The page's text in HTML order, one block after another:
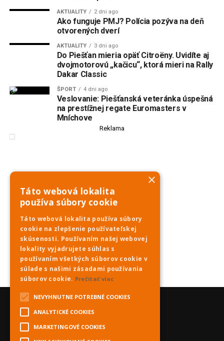
AKTUALITY 2 dni ago
Ako funguje PMJ? Polícia pozýva na deň
otvorených dverí
AKTUALITY 3 dni ago
Do Piešťan mieria opäť Citroëny. Uvidíte aj
dvojmotorovú „kačicu“, ktorá mieri na Rally
Dakar Classic
ŠPORT 4 dni ago
Veslovanie: Piešťanská veteránka úspešná
na prestížnej regate Euromasters v
Mníchove
Reklama
×
Táto webová lokalita
používa súbory cookie
Táto webová lokalita používa súbory
cookie na zlepšenie používateľskej
skúsenosti. Používaním našej webovej
lokality vyjadrujete súhlas s
používaním všetkých súborov cookie v
súlade s našimi zásadami používania
súborov cookie. Prečítať viac
NEVYHNUTNE POTREBNÉ COOKIES
ANALYTICKÉ COOKIES
MARKETINGOVÉ COOKIES